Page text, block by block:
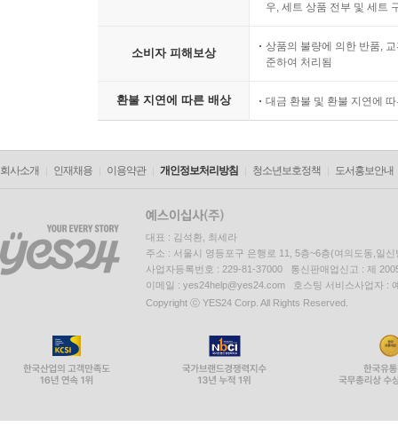
우, 세트 상품 전부 및 세트
소비자 피해보상
상품의 불량에 의한 반품,
준하여 처리됨
환불 지연에 따른 배상 대금 환불 및 환불 지연에
회사소개 인재채용 이용약관 개인정보처리방침 청소년보호정책 도서홍보안내
대표 : 김석환, 최세라
주소 : 서울시 영등포구 은행로 11, 5층~6층(여의도동,일신
사업자등록번호 : 229-81-37000 통신판매업신고 : 제
이메일 : yes24help@yes24.com 호스팅 서비스사업자 :
Copyright ⓒ YES24 Corp. All Rights Reserved.